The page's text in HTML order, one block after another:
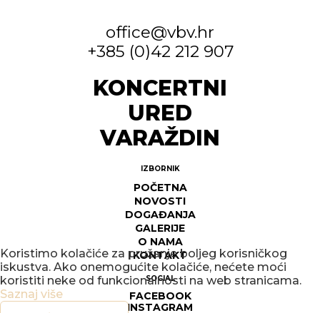
office@vbv.hr
+385 (0)42 212 907
KONCERTNI
URED
VARAŽDIN
IZBORNIK
POČETNA
NOVOSTI
DOGAĐANJA
GALERIJE
O NAMA
KONTAKT
SOCIAL
FACEBOOK
INSTAGRAM
Koristimo kolačiće za pružanje boljeg korisničkog
iskustva. Ako onemogućite kolačiće, nećete moći
koristiti neke od funkcionalnosti na web stranicama.
Saznaj više